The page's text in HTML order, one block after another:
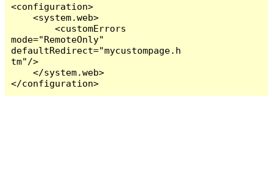
<configuration>
    <system.web>
        <customErrors
mode="RemoteOnly"
defaultRedirect="mycustompage.h
tm"/>
    </system.web>
</configuration>